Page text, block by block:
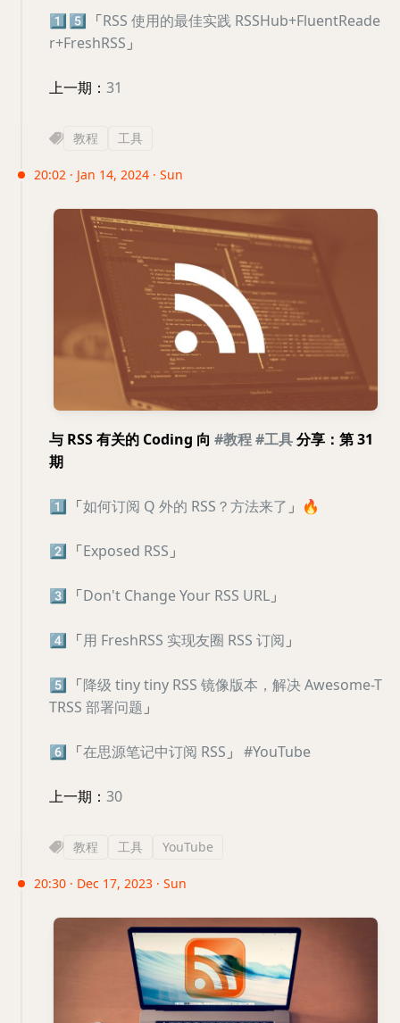
1️⃣5️⃣ 「RSS 使用的最佳实践 RSSHub+FluentReade
r+FreshRSS 」
上一期： 31
教程 工具
20:02 · Jan 14, 2024 · Sun
与 RSS 有关的 Coding 向 #教程#工具分享：第 31
期
1️⃣ 「如何订阅 Q 外的 RSS？方法来了 」 🔥
2️⃣ 「Exposed RSS 」
3️⃣ 「Don't Change Your RSS URL 」
4️⃣ 「用 FreshRSS 实现友圈 RSS 订阅 」
5️⃣ 「降级 tiny tiny RSS 镜像版本，解决 Awesome-T
TRSS 部署问题 」
6️⃣ 「在思源笔记中订阅 RSS 」 #YouTube
上一期： 30
教程 工具 YouTube
20:30 · Dec 17, 2023 · Sun